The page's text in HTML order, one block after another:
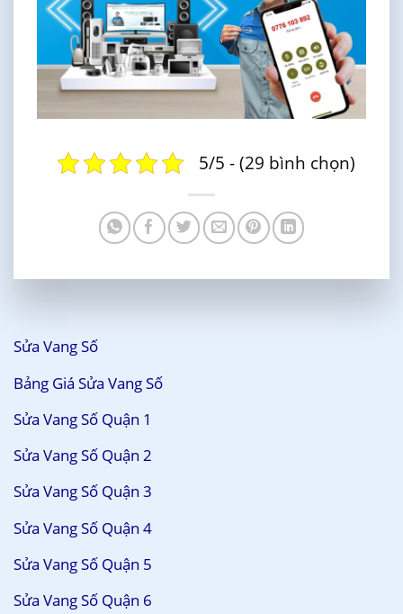
5/5 - (29 bình chọn)
Sửa Vang Số
Bảng Giá Sửa Vang Số
Sửa Vang Số Quận 1
Sửa Vang Số Quận 2
Sửa Vang Số Quận 3
Sửa Vang Số Quận 4
Sửa Vang Số Quận 5
Sửa Vang Số Quận 6